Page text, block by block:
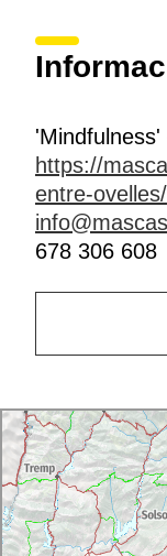
https://
entre-ovelles/
678 306 608